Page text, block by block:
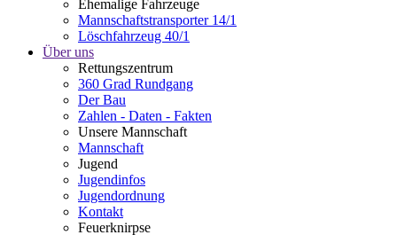
Ehemalige Fahrzeuge
Mannschaftstransporter 14/1
Löschfahrzeug 40/1
Über uns
Rettungszentrum
360 Grad Rundgang
Der Bau
Zahlen - Daten - Fakten
Unsere Mannschaft
Mannschaft
Jugend
Jugendinfos
Jugendordnung
Kontakt
Feuerknirpse